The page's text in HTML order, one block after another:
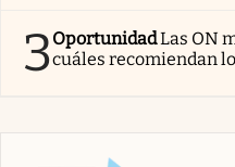
3OportunidadLas ON
cuáles recomiendan